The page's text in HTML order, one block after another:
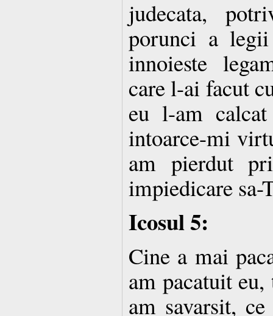
judecata,
porunci a
innoieste
care l-ai facut
eu l-am
intoarce-mi
am pierdut
impiedicare
Icosul 5:
Cine a mai
am pacatuit eu,
am savarsit,